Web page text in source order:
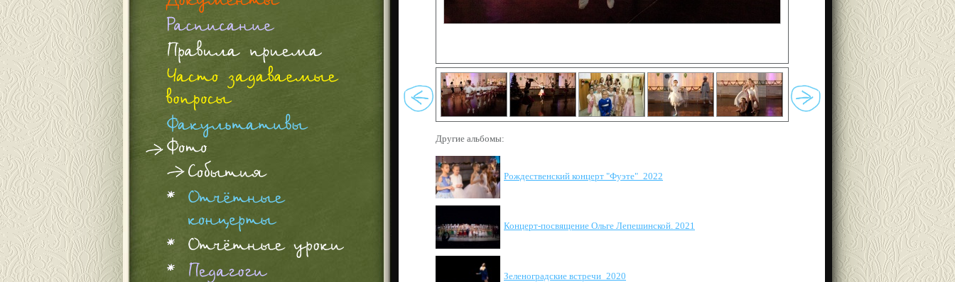
Другие альбомы:
Рождественский концерт "Фуэте"_2022
Концерт-посвящение Ольге Лепешинской. 2021
Зеленоградские встречи_2020